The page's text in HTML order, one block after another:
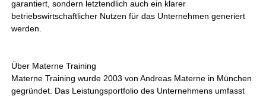
garantiert, sondern letztendlich auch ein klarer
betriebswirtschaftlicher Nutzen für das Unternehmen generiert
werden.
Über Materne Training
Materne Training wurde 2003 von Andreas Materne in München
gegründet. Das Leistungsportfolio des Unternehmens umfasst